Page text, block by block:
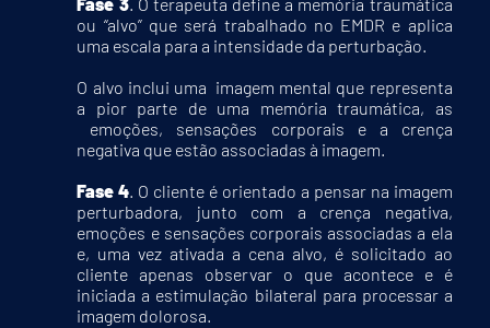
ou “alvo” que será trabalhado no EMDR e aplica
uma escala para a intensidade da perturbação.
O alvo inclui uma imagem mental que representa
a pior parte de uma memória traumática, as
emoções, sensações corporais e a crença
negativa que estão associadas à imagem.
Fase 4. O cliente é orientado a pensar na imagem
perturbadora, junto com a crença negativa,
emoções e sensações corporais associadas a ela
e, uma vez ativada a cena alvo, é solicitado ao
cliente apenas observar o que acontece e é
iniciada a estimulação bilateral para processar a
imagem dolorosa.